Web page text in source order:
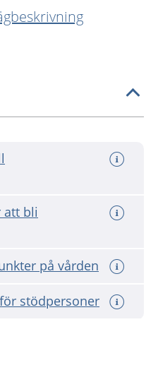
att bli
på vården
stödpersoner